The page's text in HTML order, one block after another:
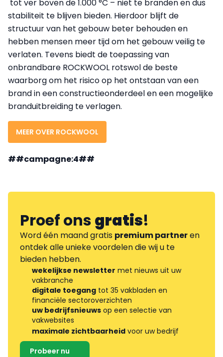
tot ver boven de 1.000 °C – niet te branden en dus
stabiliteit te blijven bieden. Hierdoor blijft de
structuur van het gebouw beter behouden en
hebben mensen meer tijd om het gebouw veilig te
verlaten. Tevens biedt de toepassing van
onbrandbare ROCKWOOL rotswol de beste
waarborg om het risico op het ontstaan van een
brand in een constructieonderdeel en een mogelijke
branduitbreiding te verlagen.
MEER OVER ROCKWOOL
##campagne:4##
Proef onsgratis!
Word één maand gratis premium partneren
ontdek alle unieke voordelen die wij u te
bieden hebben.
wekelijkse newsletter met nieuws uit uw
vakbranche
digitale toegang tot 35 vakbladen en
financiële sectoroverzichten
uw bedrijfsnieuws op een selectie van
vakwebsites
maximale zichtbaarheid voor uw bedrijf
Probeer nu